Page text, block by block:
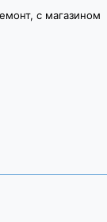
с магазином